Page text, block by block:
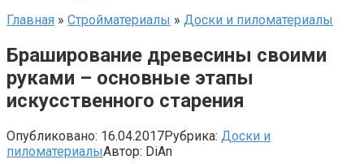
Главная » Стройматериалы » Доски и пиломатериалы
Браширование древесины своими
руками – основные этапы
искусственного старения
Опубликовано: 16.04.2017Рубрика: Доски и
пиломатериалыАвтор: DiAn